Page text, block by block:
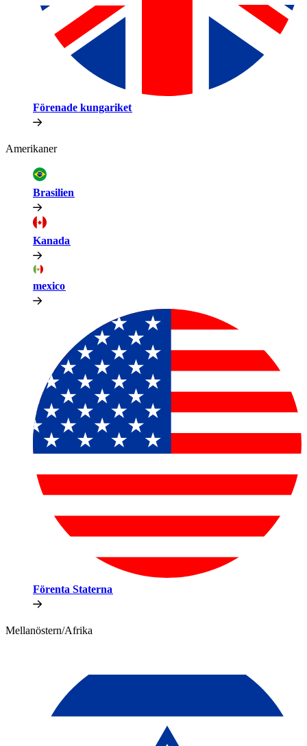
Förenade kungariket​​
Amerikaner​​
Brasilien​​
Kanada​​
mexico​​
Förenta Staterna​​
Mellanöstern/Afrika​​